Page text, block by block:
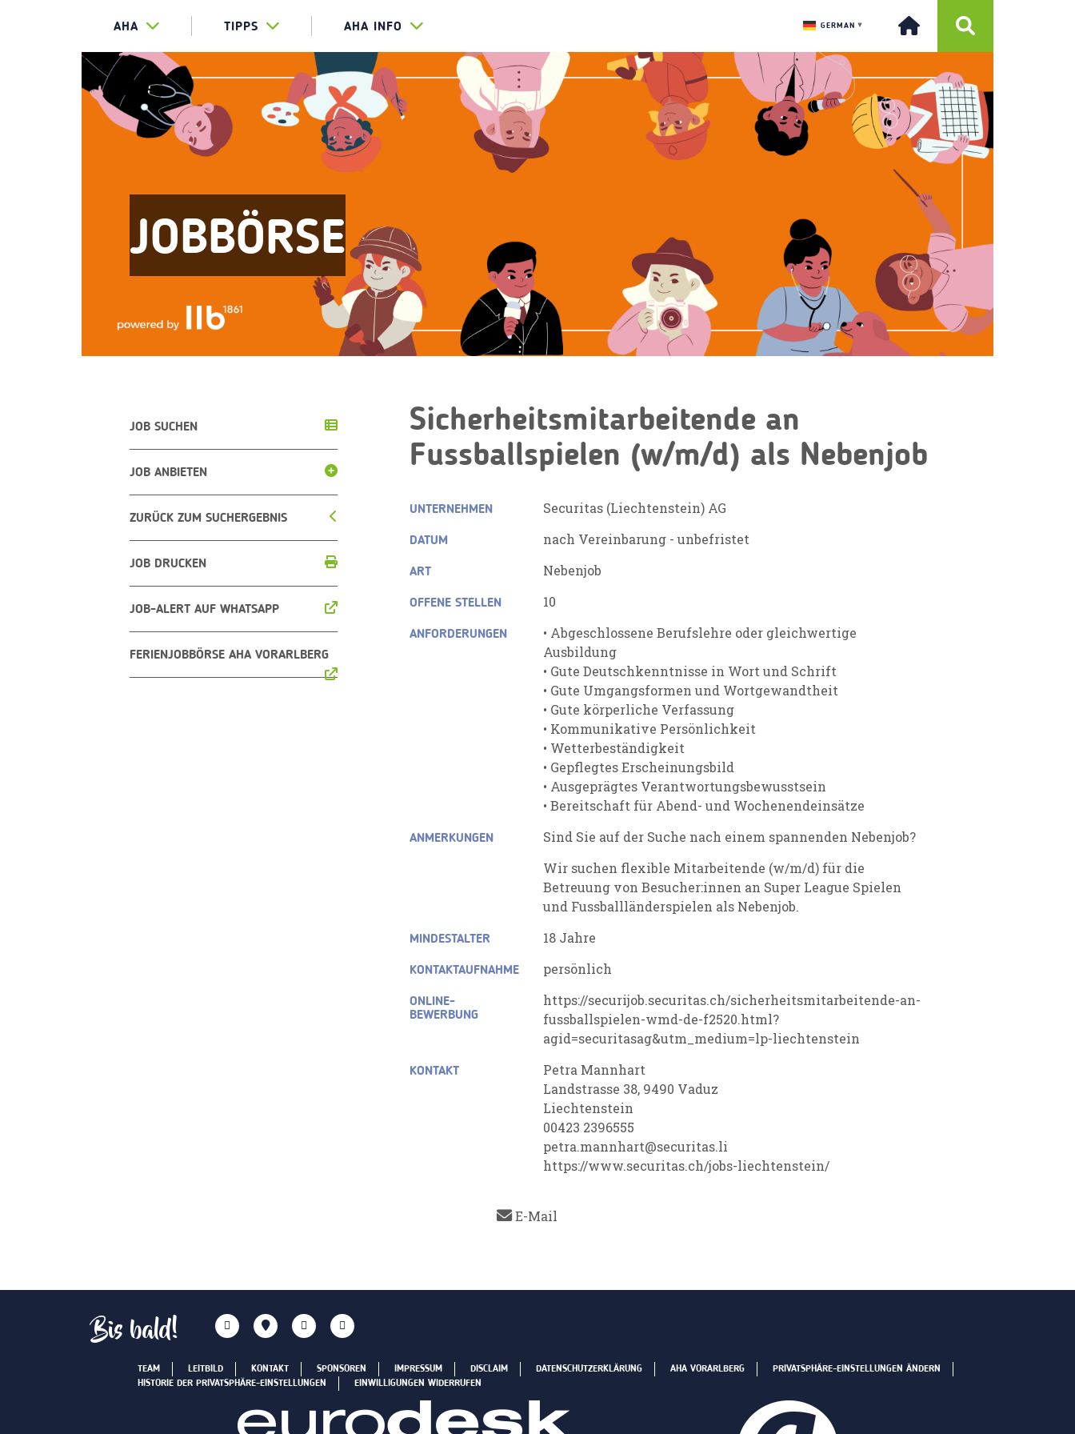
AHA TIPPS AHA INFO GERMAN ▼
JOBBÖRSE
JOB SUCHEN
JOB ANBIETEN
ZURÜCK ZUM SUCHERGEBNIS
JOB DRUCKEN
JOB-ALERT AUF WHATSAPP
FERIENJOBBÖRSE AHA VORARLBERG
Sicherheitsmitarbeitende an
Fussballspielen (w/m/d) als Nebenjob
UNTERNEHMEN Securitas (Liechtenstein) AG
DATUM nach Vereinbarung - unbefristet
ART Nebenjob
OFFENE STELLEN 10
ANFORDERUNGEN
• Abgeschlossene Berufslehre oder gleichwertige
Ausbildung
• Gute Deutschkenntnisse in Wort und Schrift
• Gute Umgangsformen und Wortgewandtheit
• Gute körperliche Verfassung
• Kommunikative Persönlichkeit
• Wetterbeständigkeit
• Gepflegtes Erscheinungsbild
• Ausgeprägtes Verantwortungsbewusstsein
• Bereitschaft für Abend- und Wochenendeinsätze
ANMERKUNGEN
Sind Sie auf der Suche nach einem spannenden Nebenjob?
Wir suchen flexible Mitarbeitende (w/m/d) für die
Betreuung von Besucher:innen an Super League Spielen
und Fussballländerspielen als Nebenjob.
MINDESTALTER 18 Jahre
KONTAKTAUFNAHME persönlich
ONLINE-
BEWERBUNG
https://securijob.securitas.ch/sicherheitsmitarbeitende-an-
fussballspielen-wmd-de-f2520.html?
agid=securitasag&utm_medium=lp-liechtenstein
KONTAKT
Petra Mannhart
Landstrasse 38, 9490 Vaduz
Liechtenstein
00423 2396555
petra.mannhart@securitas.li
https://www.securitas.ch/jobs-liechtenstein/
E-Mail
Bis bald!
TEAM LEITBILD KONTAKT SPONSOREN IMPRESSUM DISCLAIM DATENSCHUTZERKLÄRUNG AHA VORARLBERG
PRIVATSPHÄRE-EINSTELLUNGEN ÄNDERN
HISTORIE DER PRIVATSPHÄRE-EINSTELLUNGEN
EINWILLIGUNGEN WIDERRUFEN